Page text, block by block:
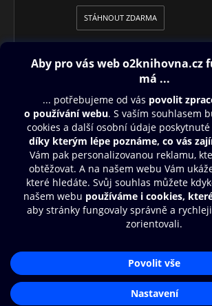
STÁHNOUT ZDARMA
Obsah ke stažení
Moje O2 Knihovna
Další zábava
© O2 Czech Republic a.s.
Přístupnost
Zásady zpracování osobních údajů
Aplikace O2
Čti a poslouchej